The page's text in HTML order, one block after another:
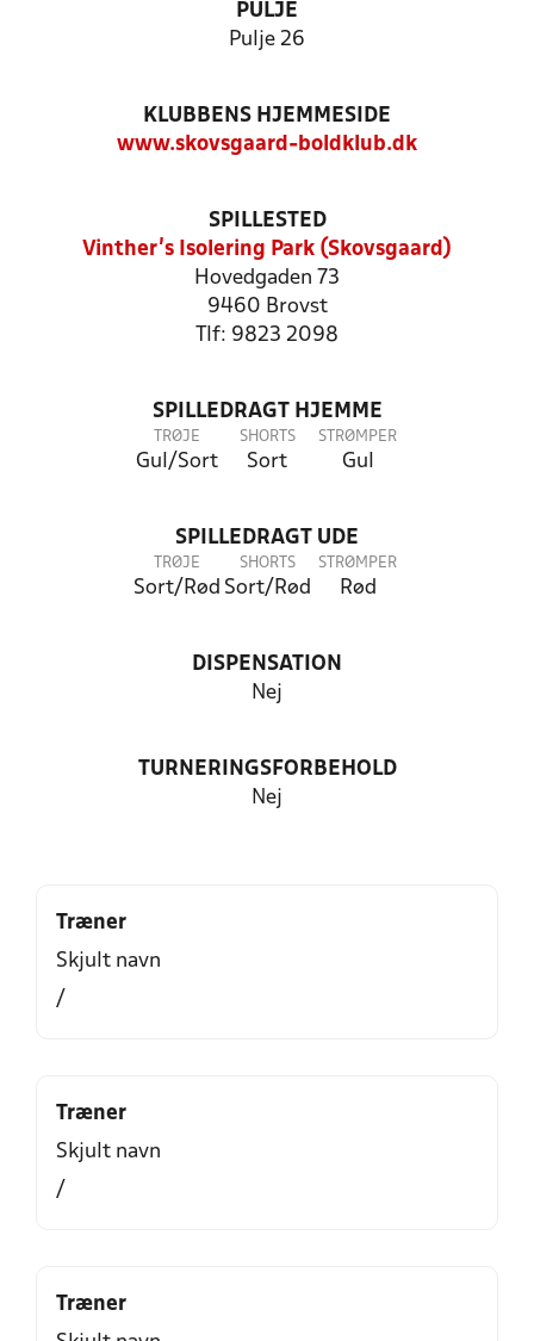
PULJE
Pulje 26
KLUBBENS HJEMMESIDE
www.skovsgaard-boldklub.dk
SPILLESTED
Vinther’s Isolering Park (Skovsgaard)
Hovedgaden 73
9460 Brovst
Tlf: 9823 2098
SPILLEDRAGT HJEMME
TRØJE
Gul/Sort
SHORTS
Sort
STRØMPER
Gul
SPILLEDRAGT UDE
TRØJE
Sort/Rød
SHORTS
Sort/Rød
STRØMPER
Rød
DISPENSATION
Nej
TURNERINGSFORBEHOLD
Nej
Træner
Skjult navn
/
Træner
Skjult navn
/
Træner